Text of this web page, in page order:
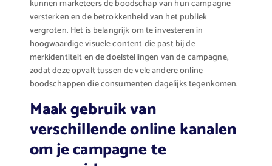
kunnen marketeers de boodschap van hun campagne
versterken en de betrokkenheid van het publiek
vergroten. Het is belangrijk om te investeren in
hoogwaardige visuele content die past bij de
merkidentiteit en de doelstellingen van de campagne,
zodat deze opvalt tussen de vele andere online
boodschappen die consumenten dagelijks tegenkomen.
Maak gebruik van
verschillende online kanalen
om je campagne te